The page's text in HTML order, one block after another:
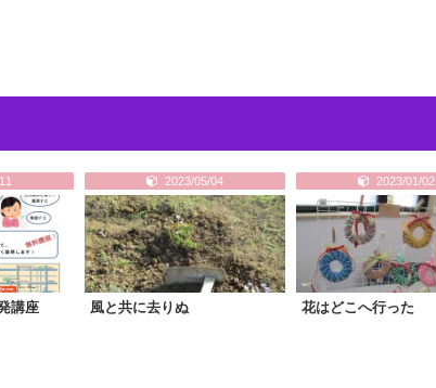
講座
2023/05/04
風と共に去りぬ
2023/01/02
花はどこへ行った